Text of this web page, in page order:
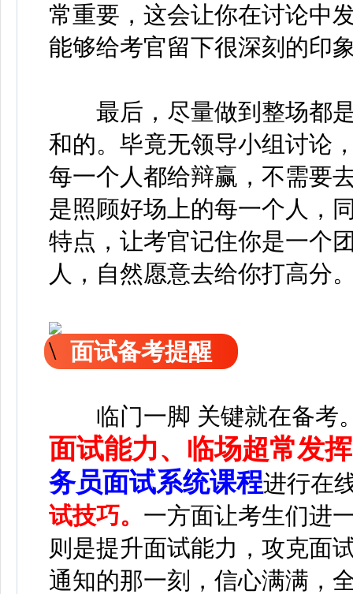
常重要，这会让你在讨论中
能够给考官留下很深刻的印
最后，尽量做到整场都是
和的。毕竟无领导小组讨论
每一个人都给辩赢，不需要
是照顾好场上的每一个人，
特点，让考官记住你是一个
人，自然愿意去给你打高分
面试备考提醒
临门一脚 关键就在备考
面试能力、临场超常发
务员面试系统课程进行在
试技巧。 一方面让考生们进
则是提升面试能力，攻克面
通知的那一刻，信心满满，